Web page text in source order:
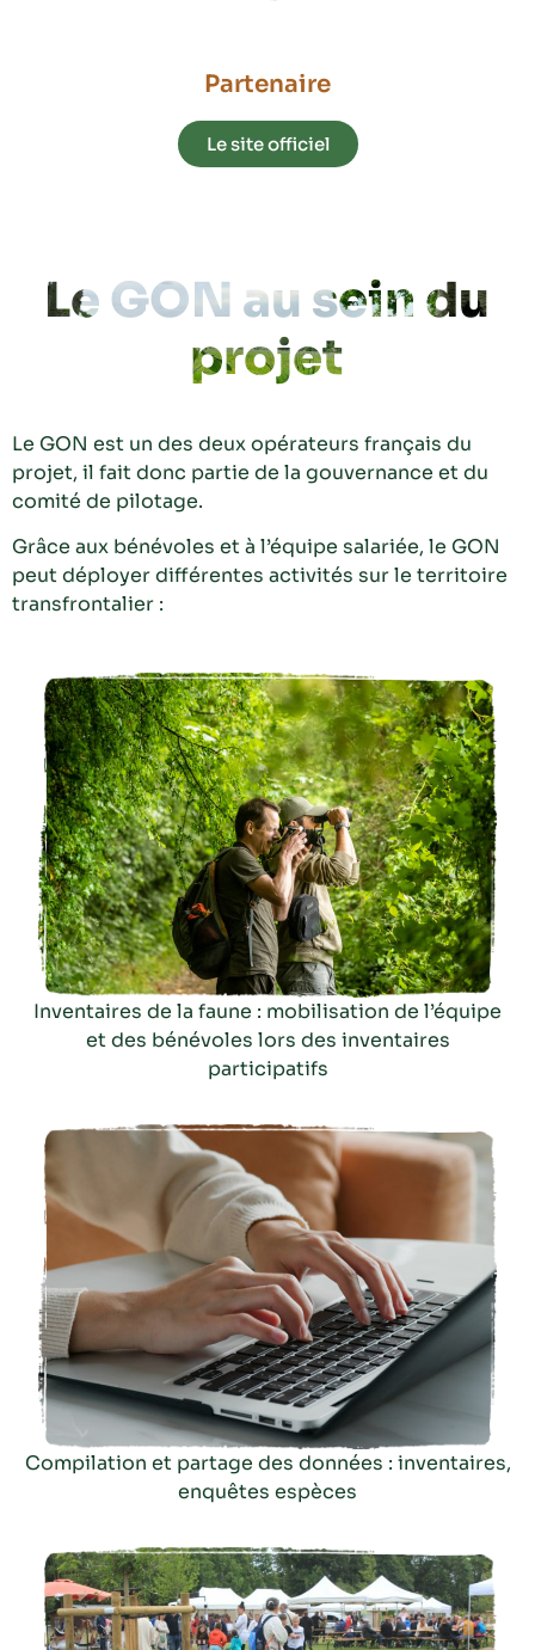
Partenaire
Le site officiel
Le GON au sein du
projet
Le GON est un des deux opérateurs français du
projet, il fait donc partie de la gouvernance et du
comité de pilotage.
Grâce aux bénévoles et à l’équipe salariée, le GON
peut déployer différentes activités sur le territoire
transfrontalier :
Inventaires de la faune : mobilisation de l’équipe
et des bénévoles lors des inventaires
participatifs
Compilation et partage des données : inventaires,
enquêtes espèces